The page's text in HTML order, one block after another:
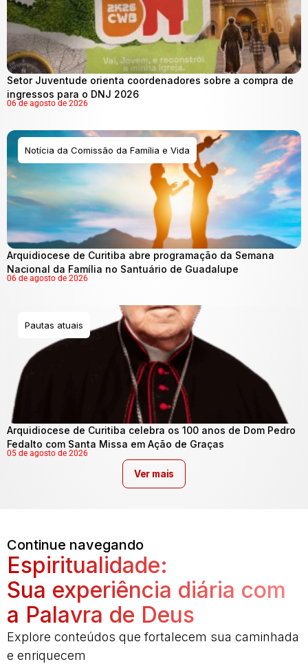
Setor Juventude orienta coordenadores sobre a compra de
ingressos para o DNJ 2026
06 de agosto de 2026
Notícia da Comissão da Família e Vida
Arquidiocese de Curitiba abre programação da Semana
Nacional da Família no Santuário de Guadalupe
06 de agosto de 2026
Pautas atuais
Arquidiocese de Curitiba celebra os 100 anos de Dom Pedro
Fedalto com Santa Missa em Ação de Graças
05 de agosto de 2026
Ver mais
Continue navegando
Espiritualidade:
Sua experiência diária com
a Palavra de Deus
Explore conteúdos que fortalecem sua caminhada
e enriquecem